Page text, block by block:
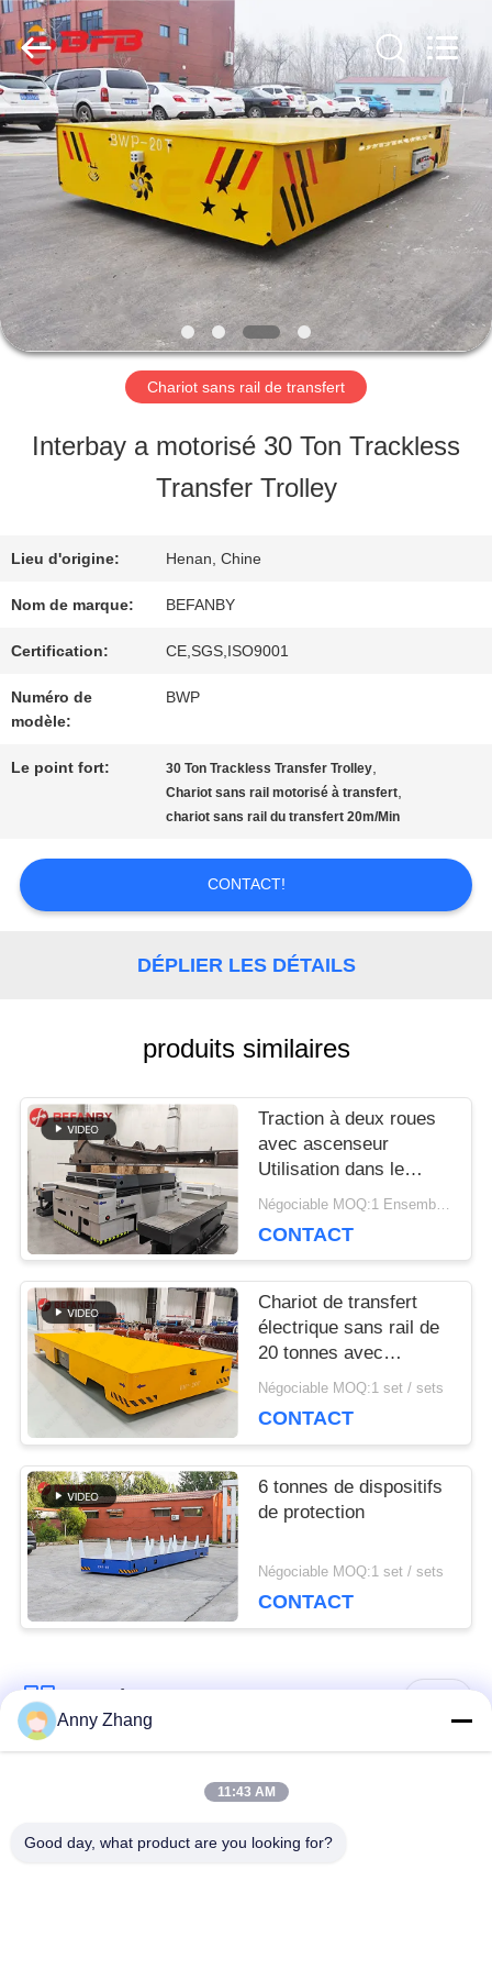
MAISON
PRODUITS
A
PROPOS
NOUS
D'USINE
CONTRÔLE
DE
CONTACTEZ-
NOUS
NOUVELLES
DEMANDEZ
UNE
CITATION
PLAN
DU
SITE
PRIVACY
POLICY
2026
Xinxiang
Hundred
Percent
Electrical
and
Mechanical
Co.,Ltd.
All
Rights
Reserved.
Chariot sans rail de transfert
Interbay a motorisé 30 Ton Trackless
Transfer Trolley
Lieu d'origine: Henan, Chine
Nom de marque: BEFANBY
Certification: CE,SGS,ISO9001
Numéro de
modèle:
BWP
Le point fort: 30 Ton Trackless Transfer Trolley,
Chariot sans rail motorisé à transfert,
chariot sans rail du transfert 20m/Min
CONTACT!
DÉPLIER LES DÉTAILS
produits similaires
Traction à deux roues
avec ascenseur
Utilisation dans le
véhicule de transfert
Négociable MOQ:1 Ensemble/sets
CONTACT
Chariot de transfert
électrique sans rail de
20 tonnes avec
navigation magnétique
Négociable MOQ:1 set / sets
CONTACT
6 tonnes de dispositifs
de protection
Négociable MOQ:1 set / sets
CONTACT
Catégories populaires
chariot sans rail de
Anny Zhang
11:43 AM
Good day, what product are you looking for?